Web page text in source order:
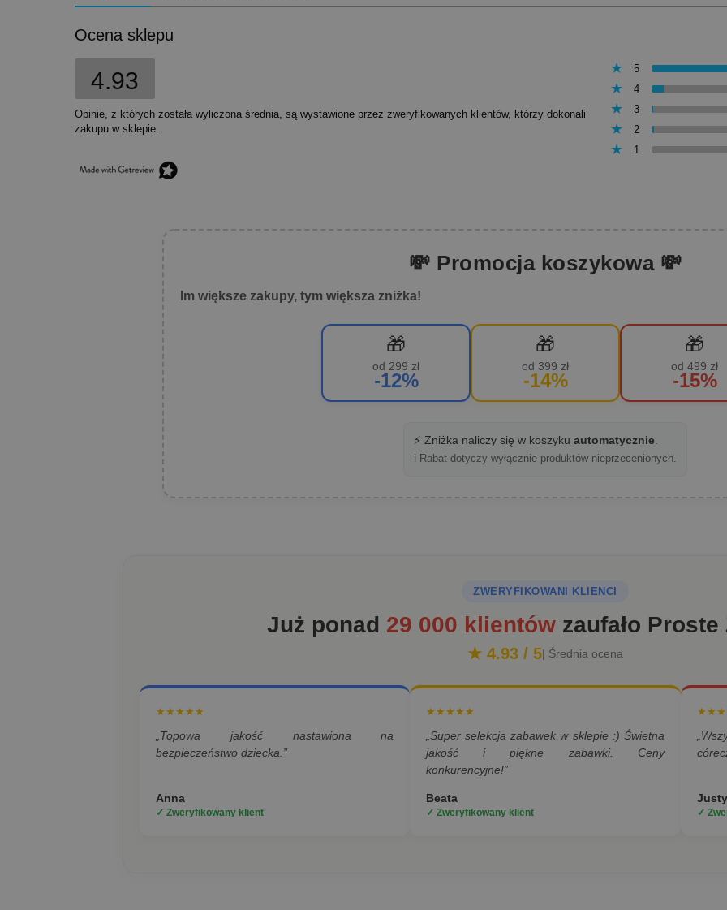
Ocena sklepu
4.93
Opinie, z których została wyliczona średnia, są wystawione przez zweryfikowanych klientów, którzy dokonali
zakupu w sklepie.
5
4
3
2
1
💸 Promocja koszykowa 💸
Im większe zakupy, tym większa zniżka!
🎁
od 299 zł
-12%
🎁
od 399 zł
-14%
🎁
od 499 zł
-15%
⚡ Zniżka naliczy się w koszyku automatycznie.
ℹ️ Rabat dotyczy wyłącznie produktów nieprzecenionych.
ZWERYFIKOWANI KLIENCI
Już ponad 29 000 klientów zaufało
★ 4.93 / 5| Średnia ocena
★★★★★
„Topowa jakość nastawiona na
bezpieczeństwo dziecka.”
Anna
✓ Zweryfikowany klient
★★★★★
„Super selekcja zabawek w sklepie :) Świetna
jakość i piękne zabawki. Ceny
konkurencyjne!”
Beata
✓ Zweryfikowany klient ✓